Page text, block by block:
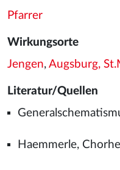
Pfarrer
Wirkungsorte
Jengen, Augsburg,
Literatur/Quellen
Haemmerle,